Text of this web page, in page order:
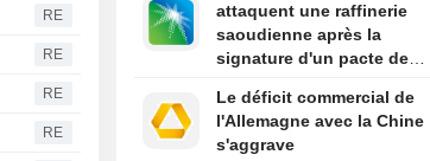
RE
RE
RE
RE
attaquent une raffinerie
saoudienne après la
signature d'un pacte de
Le déficit commercial de
l'Allemagne avec la Chine
s'aggrave